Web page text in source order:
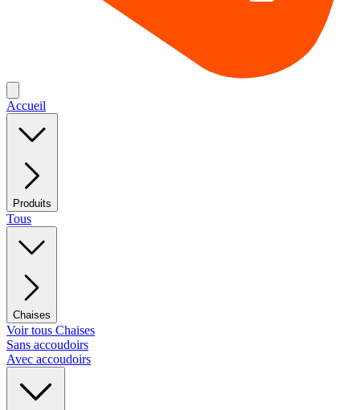
Accueil
Produits
Tous
Chaises
Voir tous Chaises
Sans accoudoirs
Avec accoudoirs